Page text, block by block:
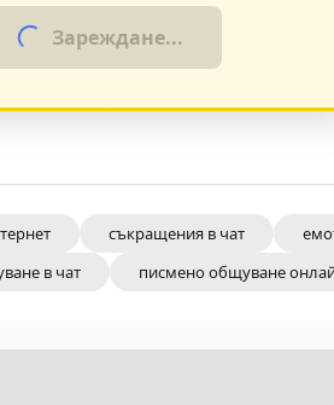
за разбирането на по-
майстерството на
Зареждане...
съкращения в чат
в чат писмено общуване